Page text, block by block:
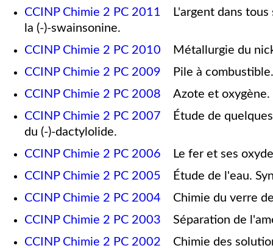
CCINP Chimie 2 PC 2011 L'argent dans tous
la (-)-swainsonine.
CCINP Chimie 2 PC 2010 Métallurgie du
CCINP Chimie 2 PC 2009 Pile à
CCINP Chimie 2 PC 2008 Azote et oxygène.
CCINP Chimie 2 PC 2007 Étude de quelques
du (-)-dactylolide.
CCINP Chimie 2 PC 2006 Le fer et ses
CCINP Chimie 2 PC 2005 Étude de l'eau.
CCINP Chimie 2 PC 2004 Chimie du verre
CCINP Chimie 2 PC 2003 Séparation de
CCINP Chimie 2 PC 2002 Chimie des